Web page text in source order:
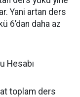
Yani artan ders
6’dan daha az
Hesabı
toplam ders